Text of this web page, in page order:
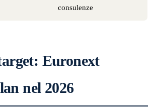
consulenze
Euronext
nel 2026